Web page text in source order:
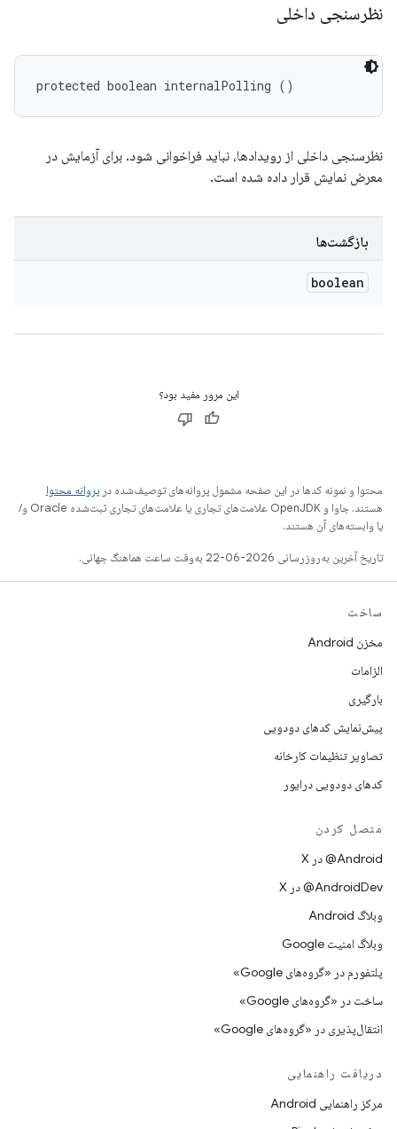
نظرسنجی داخلی
protected boolean internalPolling ()
نظرسنجی داخلی از رویدادها، نباید فراخوانی شود. برای آزمایش در
معرض نمایش قرار داده شده است.
بازگشت‌ها
boolean
این مرور مفید بود؟
محتوا و نمونه کدها در این صفحه مشمول پروانه‌های توصیف‌شده در پروانه محتوا
هستند. جاوا و OpenJDK علامت‌های تجاری یا علامت‌های تجاری ثبت‌شده Oracle و/
یا وابسته‌های آن هستند.
تاریخ آخرین به‌روزرسانی 2026-06-22 به‌وقت ساعت هماهنگ جهانی.
ساخت
مخزن Android
الزامات
بارگیری
پیش‌نمایش کدهای دودویی
تصاویر تنظیمات کارخانه
کدهای دودویی درایور
متصل کردن
‫‎@Android در X
‫‎@AndroidDev در X
وبلاگ Android
وبلاگ امنیت Google
پلتفورم در «گروه‌های Google»
ساخت در «گروه‌های Google»
انتقال‌پذیری در «گروه‌های Google»
دریافت راهنمایی
مرکز راهنمایی Android